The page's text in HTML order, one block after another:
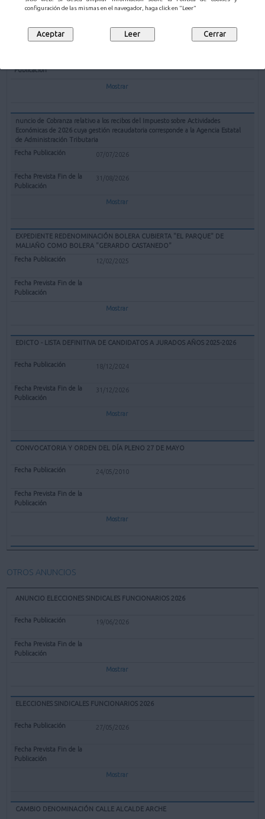
configuración de las mismas en el navegador, haga click en "Leer"
TRAMITACION DE EXPEDIENTE DE MATRICULACION DE FINCA CONFORME
05/08/2026
Mostrar
nuncio de Cobranza relativo a los recibos del Impuesto sobre Actividades
Económicas de 2026 cuya gestión recaudatoria corresponde a la Agencia Estatal
de Administración Tributaria
07/07/2026
31/08/2026
Mostrar
EXPEDIENTE REDENOMINACIÓN BOLERA CUBIERTA "EL PARQUE" DE
MALIAÑO COMO BOLERA "GERARDO CASTANEDO"
12/02/2025
Mostrar
EDICTO - LISTA DEFINITIVA DE CANDIDATOS A JURADOS AÑOS 2025-2026
18/12/2024
31/12/2026
Mostrar
CONVOCATORIA Y ORDEN DEL DÍA PLENO 27 DE MAYO
24/05/2010
Mostrar
OTROS ANUNCIOS
ANUNCIO ELECCIONES SINDICALES FUNCIONARIOS 2026
19/06/2026
Mostrar
ELECCIONES SINDICALES FUNCIONARIOS 2026
27/05/2026
Mostrar
CAMBIO DENOMINACIÓN CALLE ALCALDE ARCHE